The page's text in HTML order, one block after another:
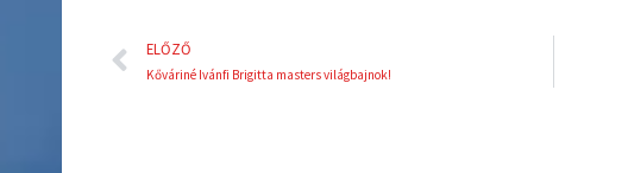
Előző
ELŐZŐ
Kőváriné Ivánfi Brigitta masters világbajnok!